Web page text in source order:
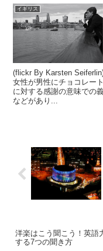
イギリス
(flickr By Karsten
女性が男性にチョコレー
に対する感謝の意味での
などがあり...
洋楽はこう聞こう！英語
する7つの聞き方